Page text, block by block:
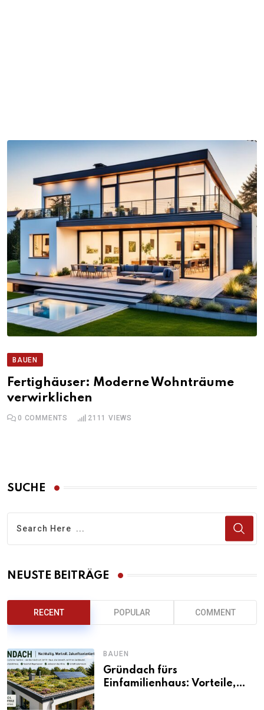
BAUEN
Fertighäuser: Moderne Wohnträume
verwirklichen
0 COMMENTS 2111 VIEWS
SUCHE
NEUSTE BEITRÄGE
RECENT POPULAR COMMENT
BAUEN
Gründach fürs
Einfamilienhaus: Vorteile,